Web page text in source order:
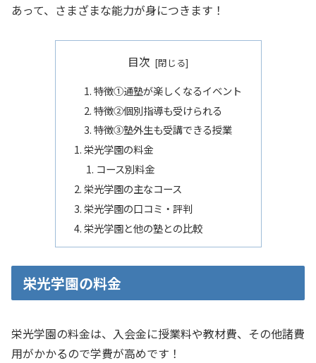
あって、さまざまな能力が身につきます！
目次
特徴①通塾が楽しくなるイベント
特徴②個別指導も受けられる
特徴③塾外生も受講できる授業
栄光学園の料金
コース別料金
栄光学園の主なコース
栄光学園の口コミ・評判
栄光学園と他の塾との比較
栄光学園の料金
栄光学園の料金は、入会金に授業料や教材費、その他諸費
用がかかるので学費が高めです！